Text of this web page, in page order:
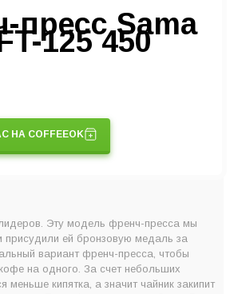
пресс Sama
125 450
НА COFFEEOK
Эту модель френч-пресса мы
присудили ей бронзовую медаль за
вариант френч-пресса, чтобы
на одного. За счет небольших
меньше кипятка, а значит чайник закипит